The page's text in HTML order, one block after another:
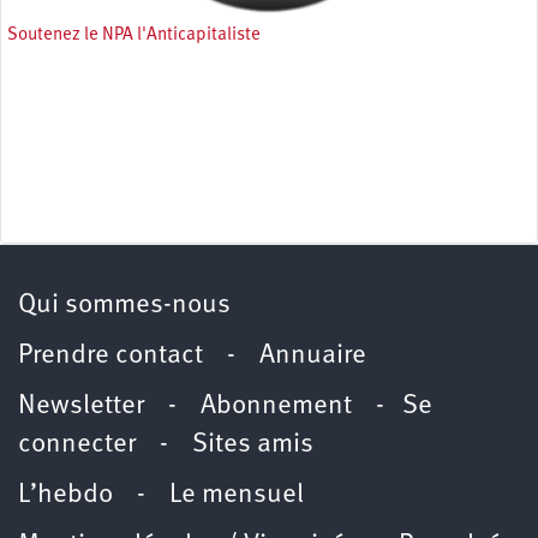
Soutenez le NPA l'Anticapitaliste
Qui sommes-nous
Prendre contact - Annuaire
Newsletter - Abonnement - Se
connecter- Sites amis
L’hebdo - Le mensuel